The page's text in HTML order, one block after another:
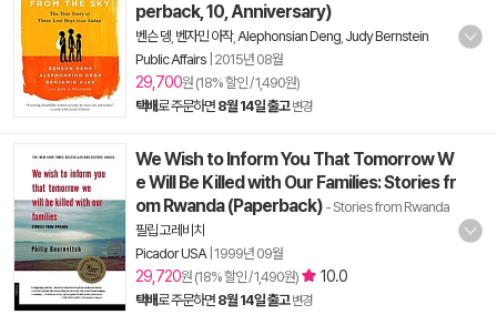
perback, 10, Anniversary)
벤슨 뎅 벤자민 아작, Alephonsian Deng Judy Bernstein
Public Affairs 2015년 08월
29,700원 (18% 할인 / 1,490원)
택배로 주문하면 8월 14일 출고 변경
We Wish to Inform You That Tomorrow W
e Will Be Killed with Our Families: Stories fr
om Rwanda (Paperback) - Stories from Rwanda
필립 고레비치
Picador USA| 1999년 09월
29,720원 (18% 할인 / 1,490원) 10.0
택배로 주문하면 8월 14일 출고 변경